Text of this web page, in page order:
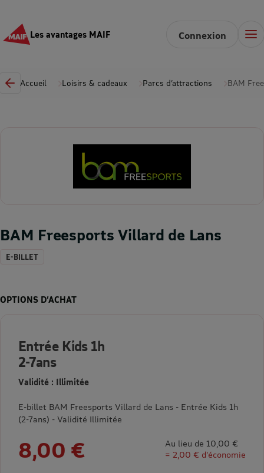
Les avantages MAIF Connexion
Accueil Loisirs & cadeaux Parcs d’attractions BAM
BAM Freesports Villard de Lans
E-BILLET
OPTIONS D’ACHAT
Entrée Kids 1h
2-7ans
Validité : Illimitée
E-billet BAM Freesports Villard de Lans - Entrée Kids 1h
(2-7ans) - Validité Illimitée
8,00 €
Au lieu de 10,00 €
= 2,00 € d’économie